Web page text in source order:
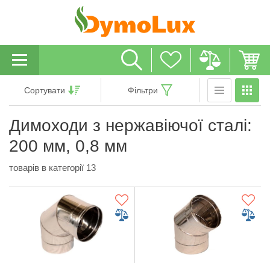
Димоходи з нержавіючої сталі:
200 мм, 0,8 мм
товарів в категорії 13
Сортувати Фільтри